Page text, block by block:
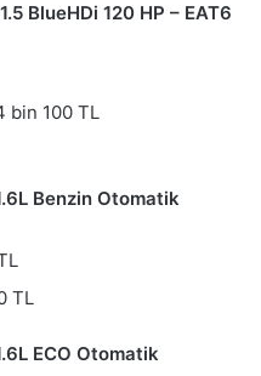
BlueHDi 120 HP – EAT6
bin 100 TL
Benzin Otomatik
TL
ECO Otomatik